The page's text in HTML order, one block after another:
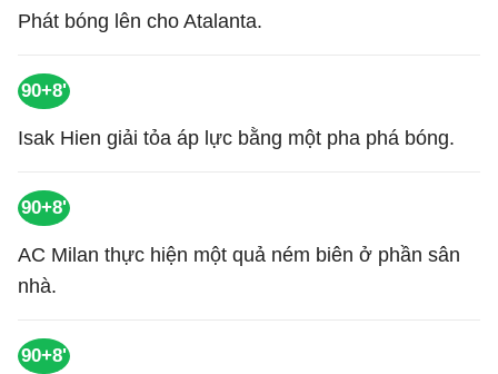
Phát bóng lên cho Atalanta.
90+8'
Isak Hien giải tỏa áp lực bằng một pha phá bóng.
90+8'
AC Milan thực hiện một quả ném biên ở phần sân
nhà.
90+8'